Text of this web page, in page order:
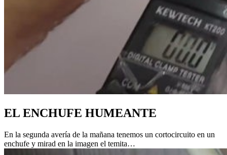
EL ENCHUFE HUMEANTE
En la segunda avería de la mañana tenemos un cortocircuito en un
enchufe y mirad en la imagen el temita…